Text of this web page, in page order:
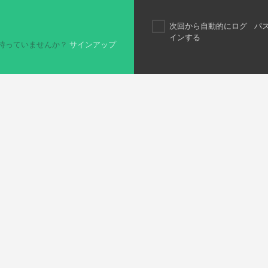
っていませんか？ サインアップ
次回から自動的にログ
インする
パ